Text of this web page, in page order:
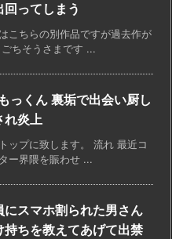
ってしまう
こちらの別作品ですが過去作が
ちそうさまです ...
っくん 裏垢で出会い厨し
れ炎上
ップに致します。 流れ 最近コ
ー界隈を賑わせ ...
にスマホ割られた男さん
持ちを教えてあげて出禁